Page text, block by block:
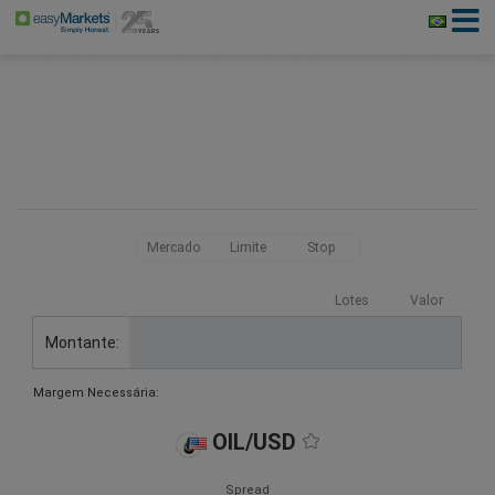
Mercado Limite Stop
Lotes Valor
Montante:
Margem Necessária:
OIL/USD
Spread